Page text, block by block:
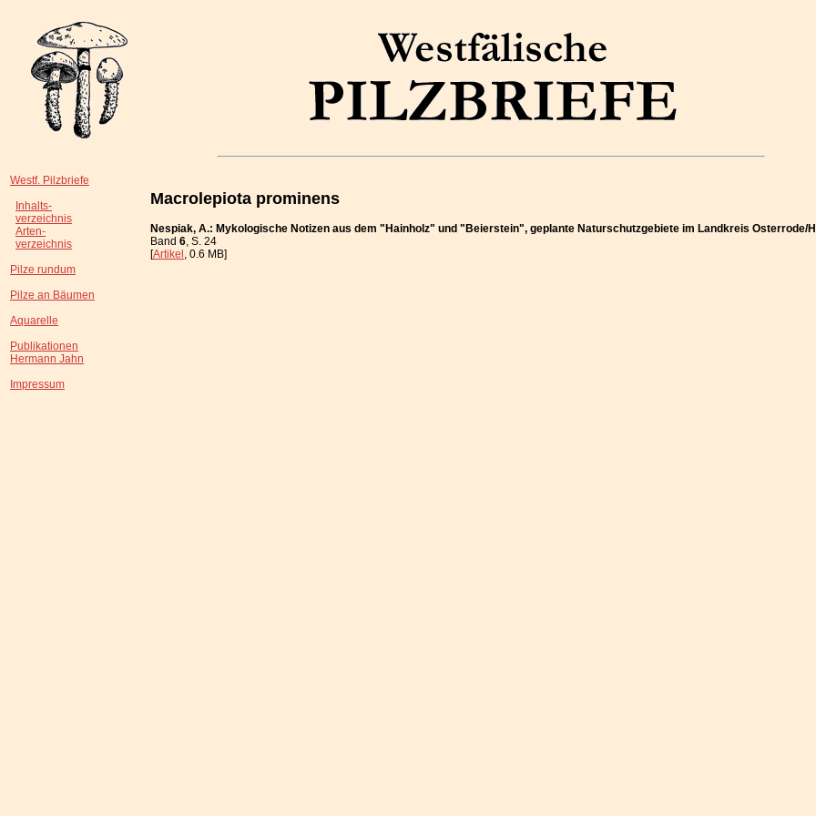
Westf. Pilzbriefe
Inhalts-
verzeichnis
Arten-
verzeichnis
Pilze rundum
Pilze an Bäumen
Aquarelle
Publikationen
Hermann Jahn
Impressum
Macrolepiota prominens
Nespiak, A.: Mykologische Notizen aus dem "Hainholz" und "Beierstein", geplante Naturschutzgebiete im Landkreis Osterrode/
Band 6, S. 24
[Artikel, 0.6 MB]